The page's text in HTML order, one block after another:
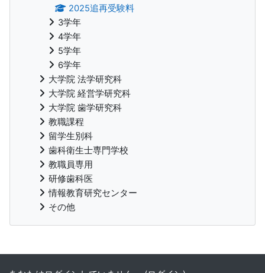
2025追再受験料
3学年
4学年
5学年
6学年
大学院 法学研究科
大学院 経営学研究科
大学院 歯学研究科
教職課程
留学生別科
歯科衛生士専門学校
教職員専用
研修歯科医
情報教育研究センター
その他
補助ブロック